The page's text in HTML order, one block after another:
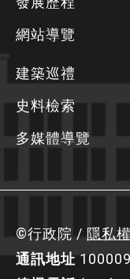
網站導覽
建築巡禮
史料檢索
多媒體導覽
©行政院 / 隱私
通訊地址